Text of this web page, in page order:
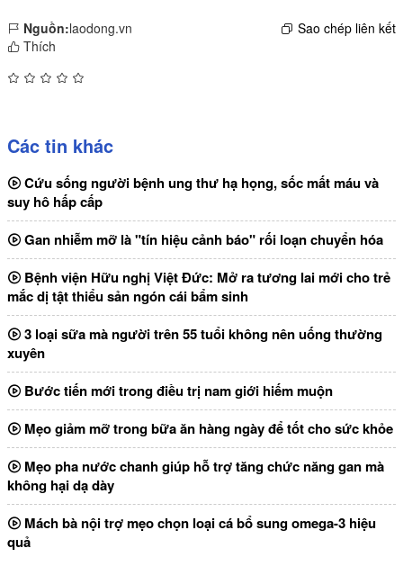
Nguồn:laodong.vn
Sao chép liên kết
Thích
Các tin khác
Cứu sống người bệnh ung thư hạ họng, sốc mất máu và
suy hô hấp cấp
Gan nhiễm mỡ là "tín hiệu cảnh báo" rối loạn chuyển hóa
Bệnh viện Hữu nghị Việt Đức: Mở ra tương lai mới cho trẻ
mắc dị tật thiểu sản ngón cái bẩm sinh
3 loại sữa mà người trên 55 tuổi không nên uống thường
xuyên
Bước tiến mới trong điều trị nam giới hiếm muộn
Mẹo giảm mỡ trong bữa ăn hàng ngày để tốt cho sức khỏe
Mẹo pha nước chanh giúp hỗ trợ tăng chức năng gan mà
không hại dạ dày
Mách bà nội trợ mẹo chọn loại cá bổ sung omega-3 hiệu
quả